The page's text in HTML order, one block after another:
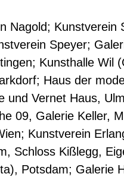
Nagold;
Speyer;
Kunsthalle Wil
Haus der
und Vernet Haus,
09, Galerie Keller,
Kunstverein
Schloss Kißlegg,
Potsdam; Galerie